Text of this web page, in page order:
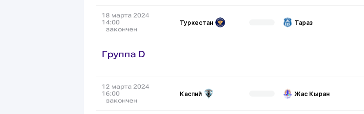
18 марта 2024
14:00
закончен
Туркестан Тараз
Группа D
12 марта 2024
16:00
закончен
Каспий Жас Кыран